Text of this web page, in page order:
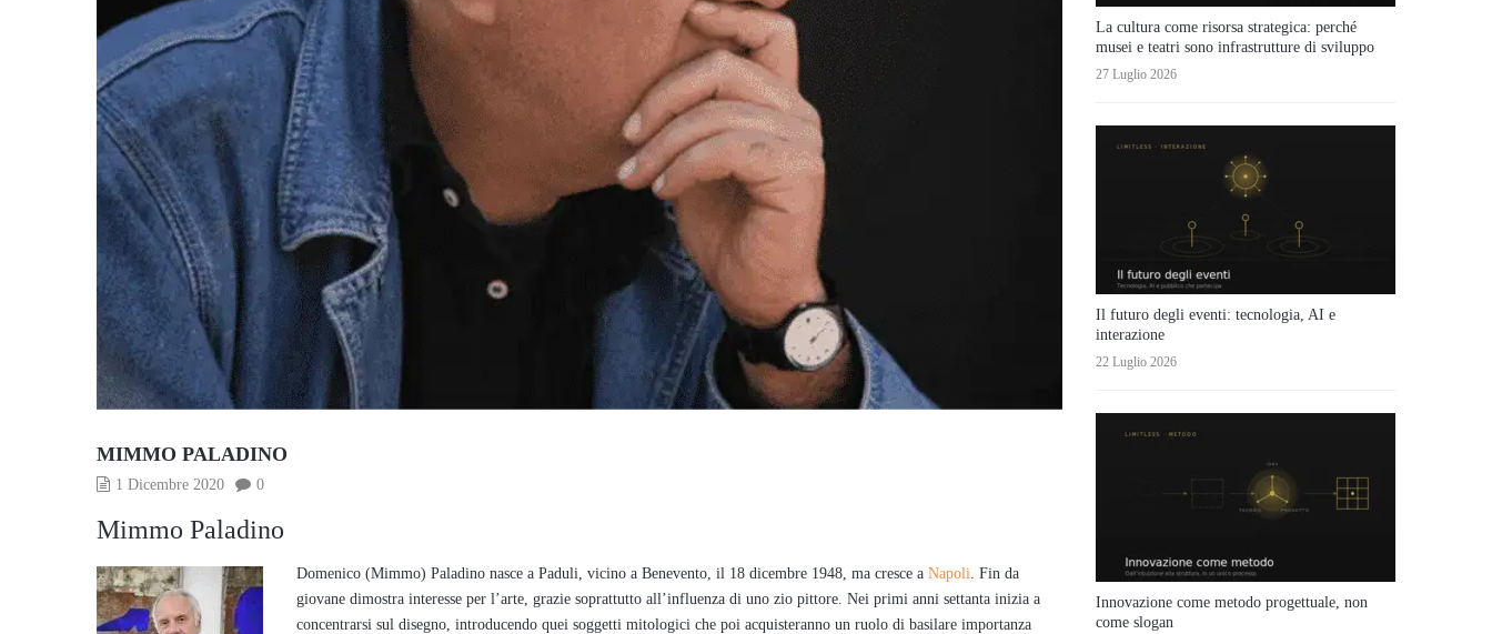
MIMMO PALADINO
1 Dicembre 2020 0
Mimmo Paladino
Domenico (Mimmo) Paladino nasce a Paduli, vicino a Benevento, il 18 dicembre 1948, ma cresce a Napoli . Fin da
giovane dimostra interesse per l’arte, grazie soprattutto all’influenza di uno zio pittore. Nei primi anni settanta inizia a
concentrarsi sul disegno, introducendo quei soggetti mitologici che poi acquisteranno un ruolo di basilare importanza
La cultura come risorsa strategica: perché
musei e teatri sono infrastrutture di sviluppo
27 Luglio 2026
Il futuro degli eventi: tecnologia, AI e
interazione
22 Luglio 2026
Innovazione come metodo progettuale, non
come slogan